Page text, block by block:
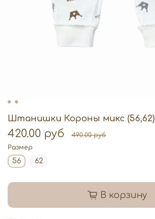
Штанишки Короны микс (56,62)
420.00 руб
490.00 руб
Размер
56 62
В корзину